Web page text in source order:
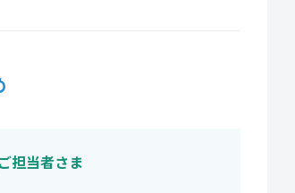
担当者さま